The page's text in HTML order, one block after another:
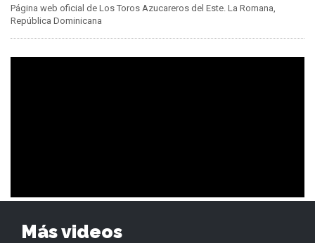
Página web oficial de Los Toros Azucareros del Este. La Romana,
República Dominicana
Más videos